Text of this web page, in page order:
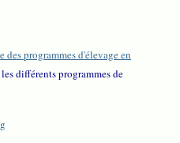
programmes d'élevage en
différents programmes de